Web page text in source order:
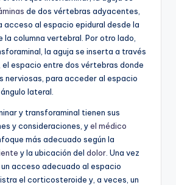
de dos vértebras adyacentes,
acceso al espacio epidural desde la
columna vertebral. Por otro lado,
la aguja se inserta a través
el espacio entre dos vértebras donde
nerviosas, para acceder al espacio
lateral.
y transforaminal tienen sus
y consideraciones, yel médico
más adecuado según la
y la ubicación del dolor . Una vez
acceso adecuado al espacio
el corticosteroide y, a veces, un